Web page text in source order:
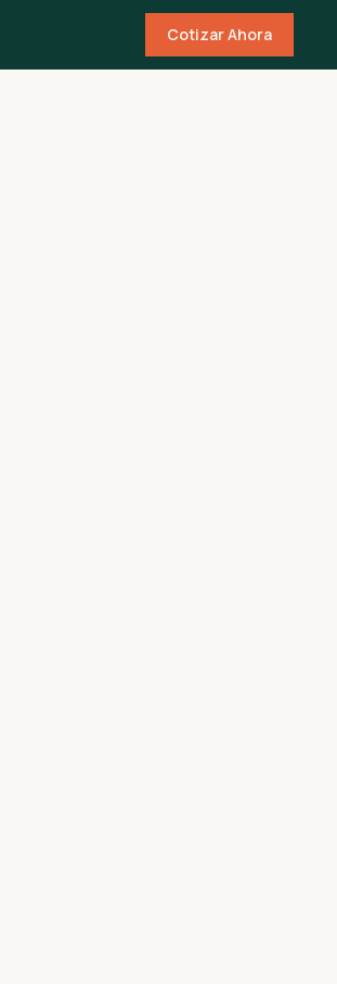
Cotizar Ahora